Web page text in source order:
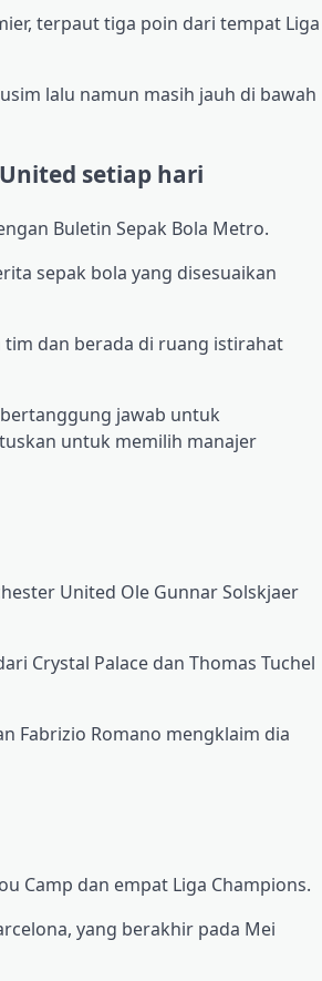
terpaut tiga poin dari tempat Liga
lalu namun masih jauh di bawah
setiap hari
Buletin Sepak Bola Metro.
sepak bola yang disesuaikan
dan berada di ruang istirahat
jawab untuk
untuk memilih manajer
United Ole Gunnar Solskjaer
Crystal Palace dan Thomas Tuchel
Fabrizio Romano mengklaim dia
Camp dan empat Liga Champions.
​​​​yang berakhir pada Mei